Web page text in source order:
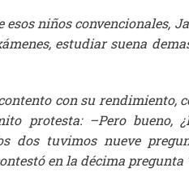
esos niños convencionales,
estudiar suena
con su rendimiento,
protesta: –Pero
dos tuvimos nueve
en la décima pregunta